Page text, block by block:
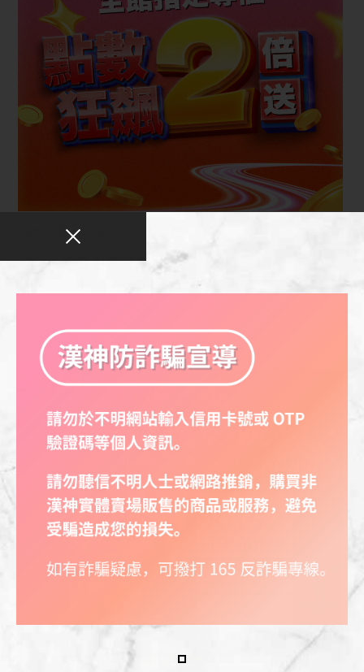
全館活動 2026-08-17
週一~週四 點數狂飆2倍送
把握8月平日加倍回饋，輕鬆累積更多漢神點數
夏日焦點